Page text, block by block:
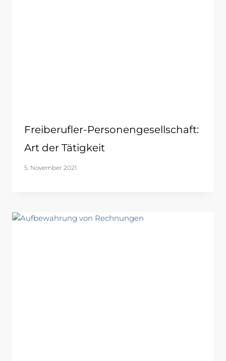
Freiberufler-Personengesellschaft:
Art der Tätigkeit
5. November 2021